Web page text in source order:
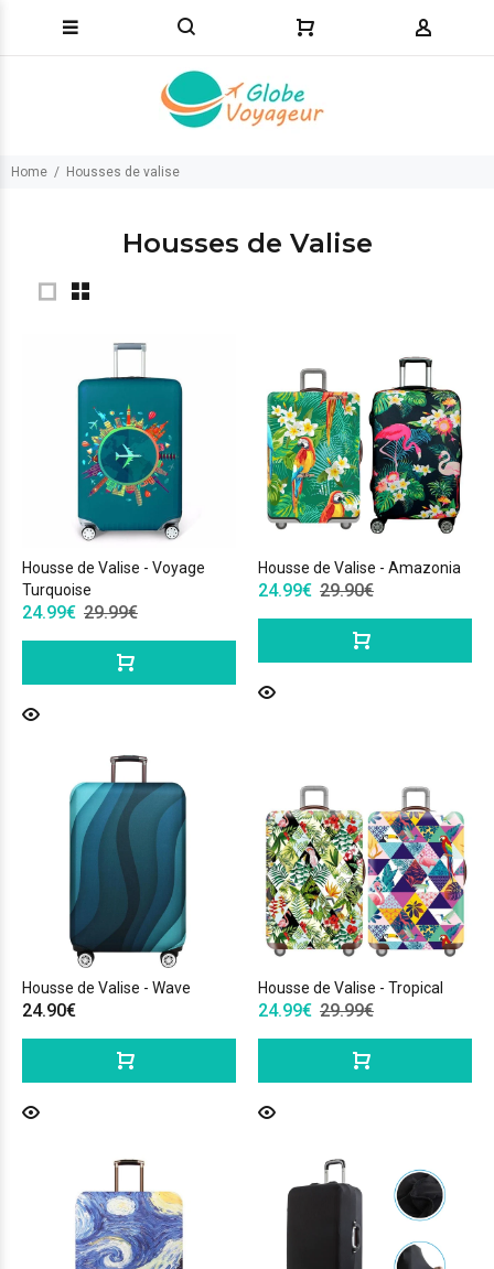
Home Housses de valise
Housses de Valise
Housse de Valise - Voyage
Turquoise
24.99€ 29.99€
Housse de Valise - Amazonia
24.99€ 29.90€
Housse de Valise - Wave
24.90€
Housse de Valise - Tropical
24.99€ 29.99€